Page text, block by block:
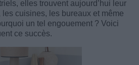
elles trouvent aujourd’hui leur
cuisines, les bureaux et même
un tel engouement ? Voici
ce succès.